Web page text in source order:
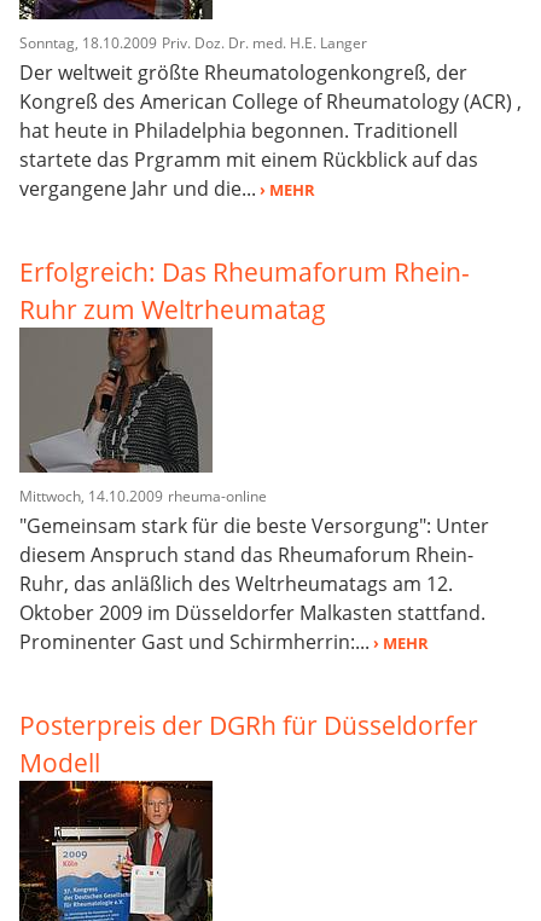
Sonntag, 18.10.2009 Priv. Doz. Dr. med. H.E. Langer
Der weltweit größte Rheumatologenkongreß, der
Kongreß des American College of Rheumatology (ACR) ,
hat heute in Philadelphia begonnen. Traditionell
startete das Prgramm mit einem Rückblick auf das
vergangene Jahr und die... › MEHR
Erfolgreich: Das Rheumaforum Rhein-
Ruhr zum Weltrheumatag
Mittwoch, 14.10.2009 rheuma-online
"Gemeinsam stark für die beste Versorgung": Unter
diesem Anspruch stand das Rheumaforum Rhein-
Ruhr, das anläßlich des Weltrheumatags am 12.
Oktober 2009 im Düsseldorfer Malkasten stattfand.
Prominenter Gast und Schirmherrin:... › MEHR
Posterpreis der DGRh für Düsseldorfer
Modell